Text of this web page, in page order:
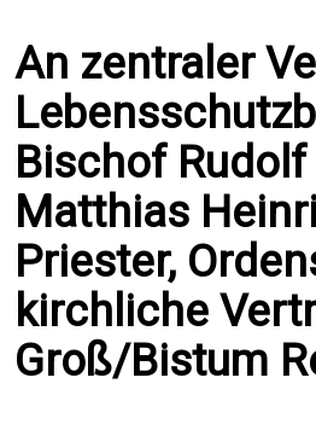
An zentraler
Bischof
Matthias
Priester,
kirchliche
Groß/Bistum